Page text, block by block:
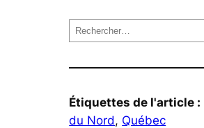
R
e
e
r
Étiquettes de l'article :
du Nord, Québec